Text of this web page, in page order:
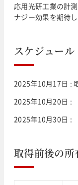
応用光研工業の計
ナジー効果を期待
スケジュール
2025年10月17日 :
2025年10月20日 :
2025年10月30日 :
取得前後の